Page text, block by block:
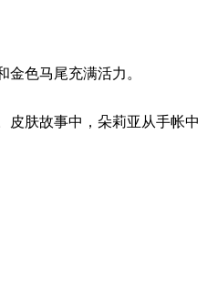
色马尾充满活力。
皮肤故事中，朵莉亚从手帐中